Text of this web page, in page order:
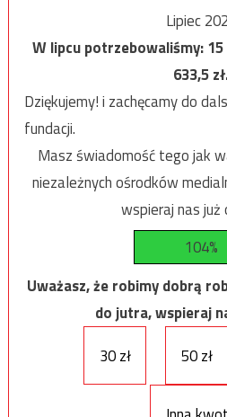
Lipiec
W lipcu potrzebowaliśmy:
633,5
Dziękujemy! i zachęcamy do
fundacji.
Masz świadomość tego jak
niezależnych ośrodków
wspieraj nas już
104%
Uważasz, że robimy dobrą
do jutra, wspieraj
30 zł
50 zł